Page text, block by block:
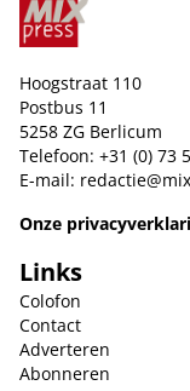
Hoogstraat 110
Postbus 11
5258 ZG Berlicum
Telefoon: +31 (0) 73
E-mail:
Onze
Links
Colofon
Contact
Adverteren
Abonneren